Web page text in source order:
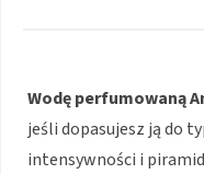
Wodę perfumowaną
jeśli dopasujesz ją do
intensywności i